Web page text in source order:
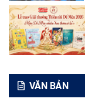
VĂN BẢN